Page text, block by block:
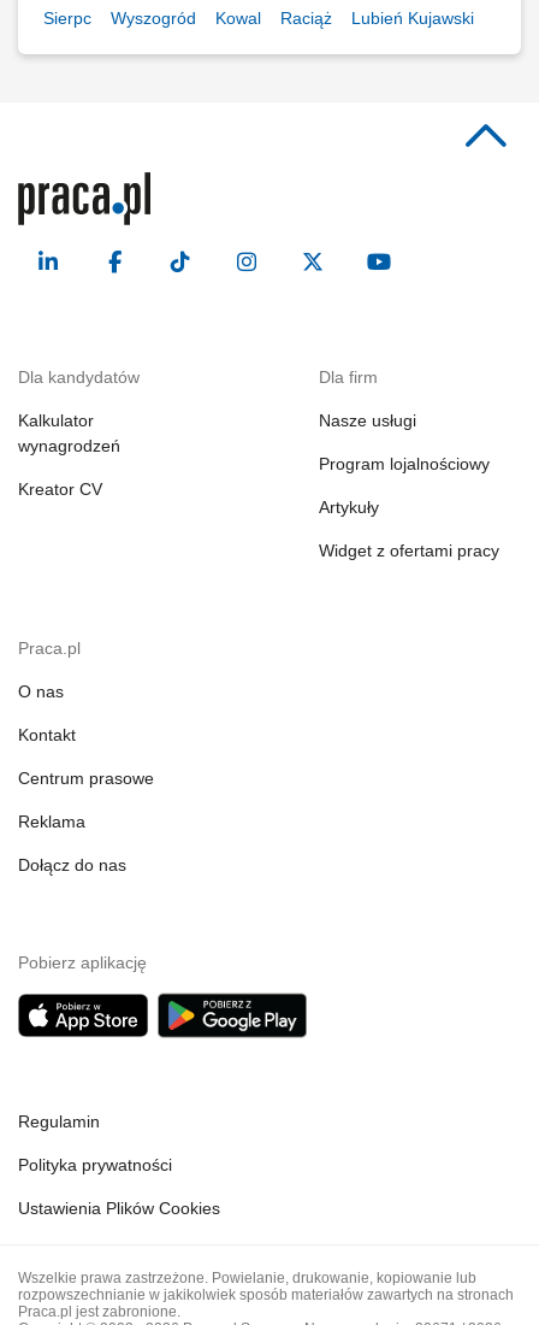
Sierpc Wyszogród Kowal Raciąż Lubień Kujawski
Dla kandydatów
Kalkulator
wynagrodzeń
Kreator CV
Dla firm
Nasze usługi
Program lojalnościowy
Artykuły
Widget z ofertami pracy
Praca.pl
O nas
Kontakt
Centrum prasowe
Reklama
Dołącz do nas
Pobierz aplikację
Regulamin
Polityka prywatności
Ustawienia Plików Cookies
Wszelkie prawa zastrzeżone. Powielanie, drukowanie, kopiowanie lub
rozpowszechnianie w jakikolwiek sposób materiałów zawartych na stronach
Praca.pl jest zabronione.